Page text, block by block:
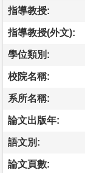
指導教授:
指導教授(外文):
學位類別:
校院名稱:
系所名稱:
論文出版年:
語文別:
論文頁數: